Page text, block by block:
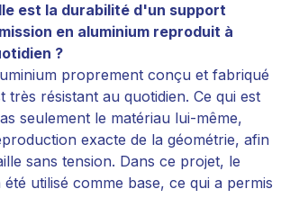
est la durabilité d'un support
en aluminium reproduit à
?
proprement conçu et fabriqué
très résistant au quotidien. Ce qui est
seulement le matériau lui-même,
exacte de la géométrie, afin
sans tension. Dans ce projet, le
été utilisé comme base, ce qui a permis